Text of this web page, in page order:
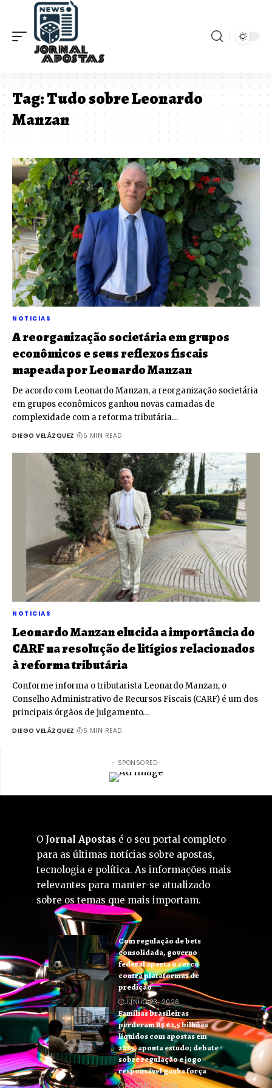
Tag:Tudo sobre Leonardo
Manzan
NOTICIAS
A reorganização societária em grupos
econômicos e seus reflexos fiscais
mapeada por Leonardo Manzan
De acordo com Leonardo Manzan, a reorganização societária
em grupos econômicos ganhou novas camadas de
complexidade com a reforma tributária…
DIEGO VELÁZQUEZ 5 MIN READ
NOTICIAS
Leonardo Manzan elucida a importância do
CARF na resolução de litígios relacionados
à reforma tributária
Conforme informa o tributarista Leonardo Manzan, o
Conselho Administrativo de Recursos Fiscais (CARF) é um dos
principais órgãos de julgamento…
DIEGO VELÁZQUEZ 5 MIN READ
- SPONSORED-
O Jornal Apostas é o seu portal completo
para as últimas notícias sobre apostas,
tecnologia e política. As informações mais
relevantes para manter-se atualizado
sobre os temas que mais importam.
Com regulação de bets
consolidada, governo
federal aperta o cerco
contra plataformas de
predição
JUNHO 23, 2026
Famílias brasileiras
perderam R$ 62,5 bilhões
líquidos com apostas em
2025, aponta estudo; debate
sobre regulação e jogo
responsável ganha força
AGOSTO 7, 2026